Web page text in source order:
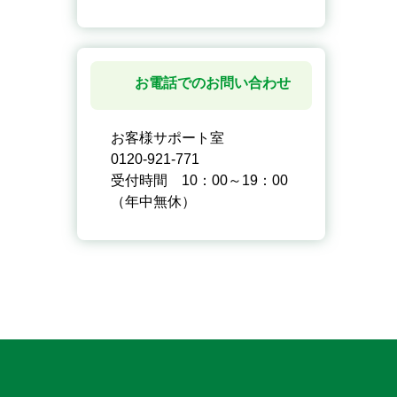
お電話でのお問い合わせ
お客様サポート室
0120-921-771
受付時間 10：00～19：00
（年中無休）